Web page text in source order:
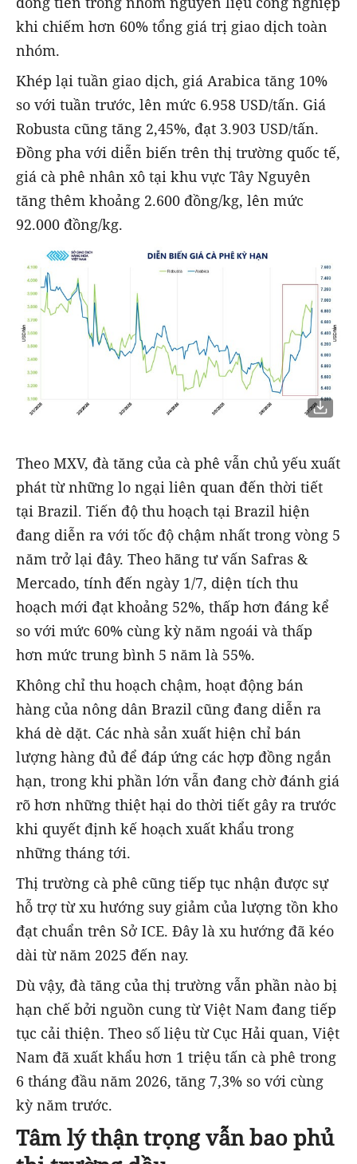
khi chiếm hơn 60% tổng giá trị giao dịch toàn
nhóm.
Khép lại tuần giao dịch, giá Arabica tăng 10%
so với tuần trước, lên mức 6.958 USD/tấn. Giá
Robusta cũng tăng 2,45%, đạt 3.903 USD/tấn.
Đồng pha với diễn biến trên thị trường quốc tế,
giá cà phê nhân xô tại khu vực Tây Nguyên
tăng thêm khoảng 2.600 đồng/kg, lên mức
92.000 đồng/kg.
Theo MXV, đà tăng của cà phê vẫn chủ yếu xuất
phát từ những lo ngại liên quan đến thời tiết
tại Brazil. Tiến độ thu hoạch tại Brazil hiện
đang diễn ra với tốc độ chậm nhất trong vòng 5
năm trở lại đây. Theo hãng tư vấn Safras &
Mercado, tính đến ngày 1/7, diện tích thu
hoạch mới đạt khoảng 52%, thấp hơn đáng kể
so với mức 60% cùng kỳ năm ngoái và thấp
hơn mức trung bình 5 năm là 55%.
Không chỉ thu hoạch chậm, hoạt động bán
hàng của nông dân Brazil cũng đang diễn ra
khá dè dặt. Các nhà sản xuất hiện chỉ bán
lượng hàng đủ để đáp ứng các hợp đồng ngắn
hạn, trong khi phần lớn vẫn đang chờ đánh giá
rõ hơn những thiệt hại do thời tiết gây ra trước
khi quyết định kế hoạch xuất khẩu trong
những tháng tới.
Thị trường cà phê cũng tiếp tục nhận được sự
hỗ trợ từ xu hướng suy giảm của lượng tồn kho
đạt chuẩn trên Sở ICE. Đây là xu hướng đã kéo
dài từ năm 2025 đến nay.
Dù vậy, đà tăng của thị trường vẫn phần nào bị
hạn chế bởi nguồn cung từ Việt Nam đang tiếp
tục cải thiện. Theo số liệu từ Cục Hải quan, Việt
Nam đã xuất khẩu hơn 1 triệu tấn cà phê trong
6 tháng đầu năm 2026, tăng 7,3% so với cùng
kỳ năm trước.
Tâm lý thận trọng vẫn bao phủ